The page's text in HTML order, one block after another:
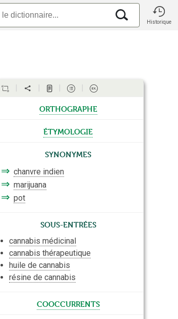
Historique
orthographe
étymologie
Synonymes
⇒ chanvre indien
⇒ marijuana
⇒ pot
Sous-entrées
cannabis médicinal
cannabis thérapeutique
huile de cannabis
résine de cannabis
cooccurrents